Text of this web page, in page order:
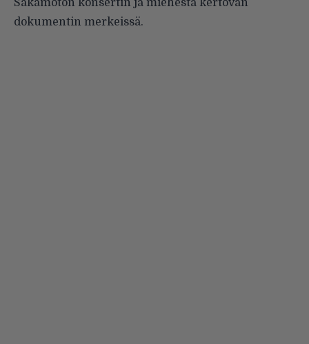
Sakamoton konsertin ja miehestä kertovan
dokumentin merkeissä.